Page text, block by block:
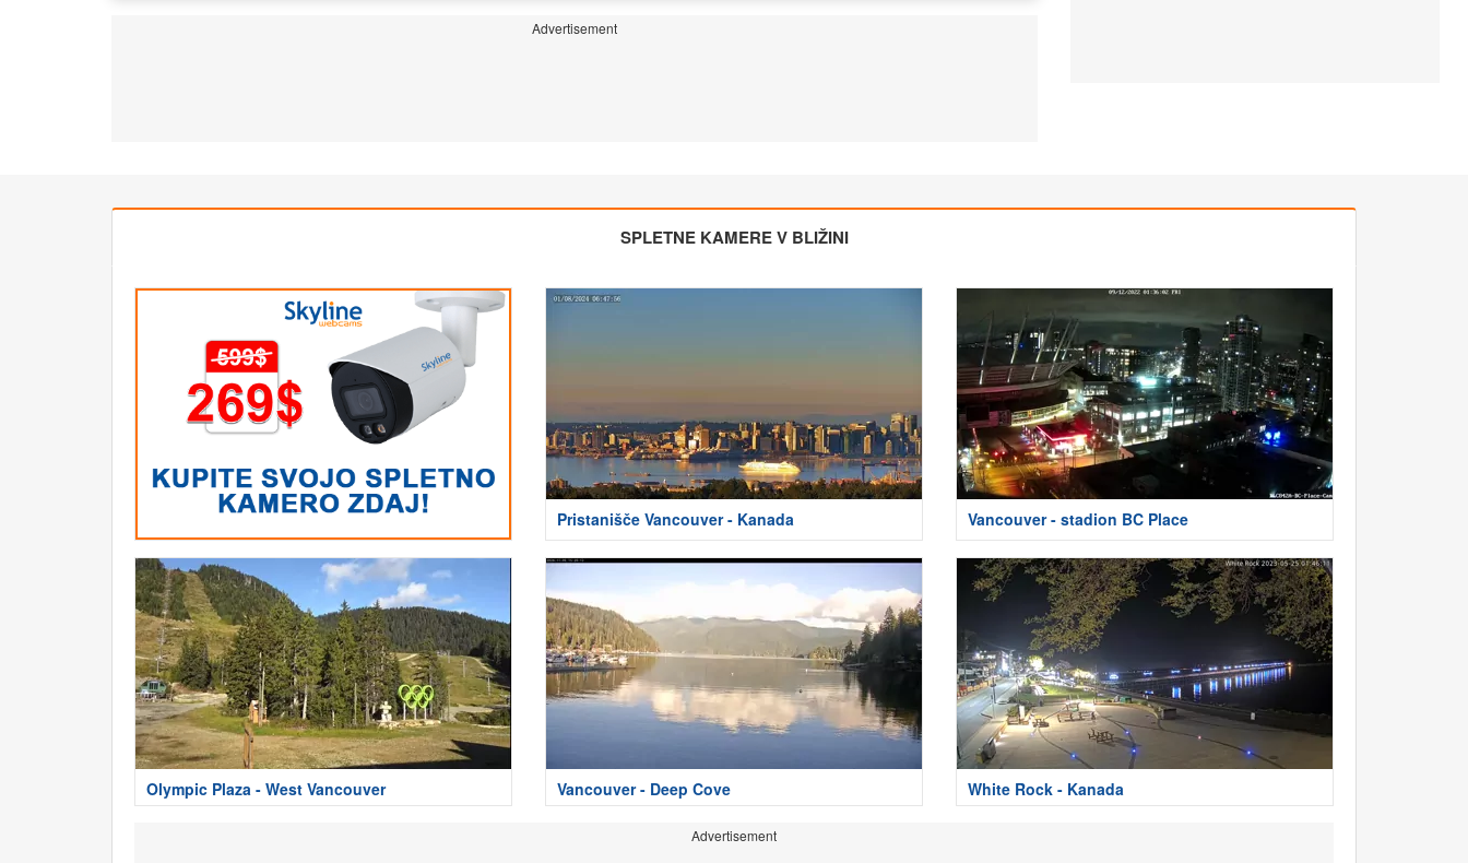
Advertisement
SPLETNE KAMERE V BLIŽINI
Pristanišče Vancouver - Kanada Vancouver - stadion BC Place
Olympic Plaza - West Vancouver Vancouver - Deep Cove White Rock - Kanada
Advertisement